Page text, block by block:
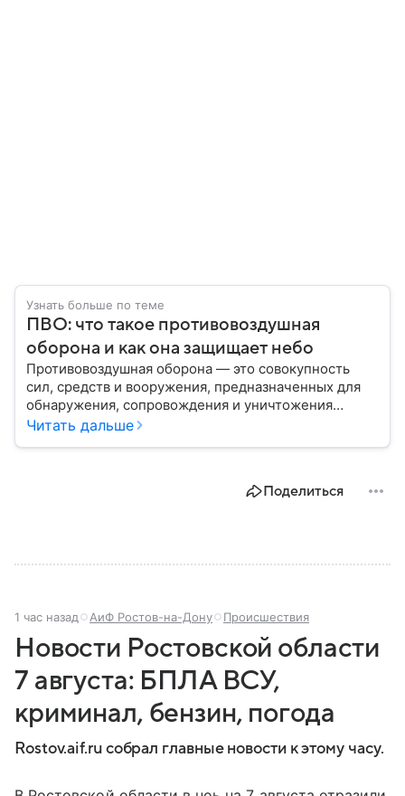
Узнать больше по теме
ПВО: что такое противовоздушная
оборона и как она защищает небо
Противовоздушная оборона — это совокупность
сил, средств и вооружения, предназначенных для
обнаружения, сопровождения и уничтожения
средств воздушного нападения. Современные
Читать дальше
Поделиться
1 час назад АиФ Ростов-на-Дону Происшествия
Новости Ростовской области
7 августа: БПЛА ВСУ,
криминал, бензин, погода
Rostov.aif.ru собрал главные новости к этому часу.